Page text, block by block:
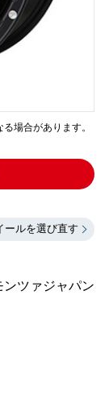
場合があります。
ールを選び直す
ツァジャパン